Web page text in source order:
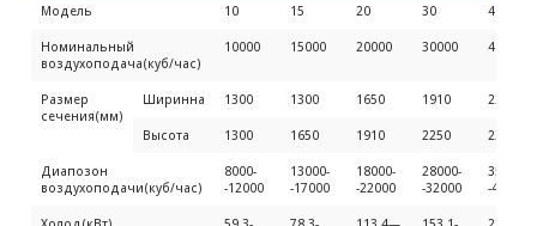
Модель 10 15 20 30 40
Номинальный
воздухоподача(куб/час)
10000 15000 20000 30000 40000
Размер
сечения(мм)
Ширинна 1300 1300 1650 1910 2250
Высота 1300 1650 1910 2250 2250
Диапозон
воздухоподачи(куб/час)
8000-
-12000
13000-
-17000
18000-
-22000
28000-
-32000
35000-
-45000